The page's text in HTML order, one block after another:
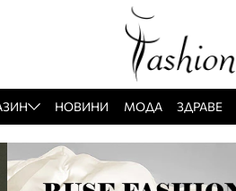
НОВИНИ МОДА ЗДРАВЕ